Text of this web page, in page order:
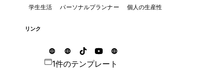
学生生活 パーソナルプランナー 個人の生産性
リンク
1件のテンプレート